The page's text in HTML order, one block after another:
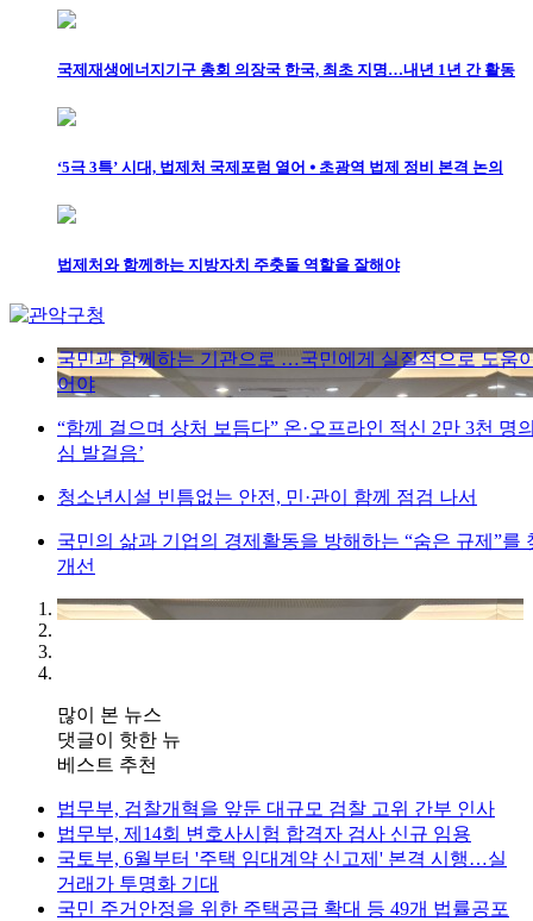
국제재생에너지기구 총회 의장국 한국, 최초 지명…내년 1년 간 활동
‘5극 3특’ 시대, 법제처 국제포럼 열어 ⦁ 초광역 법제 정비 본격 논의
법제처와 함께하는 지방자치 주춧돌 역할을 잘해야
국민과 함께하는 기관으로 …국민에게 실질적으로 도움
어야
“함께 걸으며 상처 보듬다” 온·오프라인 적신 2만 3천 명
심 발걸음’
청소년시설 빈틈없는 안전, 민·관이 함께 점검 나서
국민의 삶과 기업의 경제활동을 방해하는 “숨은 규제”를
개선
많이 본 뉴스
댓글이 핫한 뉴
베스트 추천
법무부, 검찰개혁을 앞둔 대규모 검찰 고위 간부 인사
법무부, 제14회 변호사시험 합격자 검사 신규 임용
국토부, 6월부터 '주택 임대계약 신고제' 본격 시행…실
거래가 투명화 기대
국민 주거안정을 위한 주택공급 확대 등 49개 법률공포